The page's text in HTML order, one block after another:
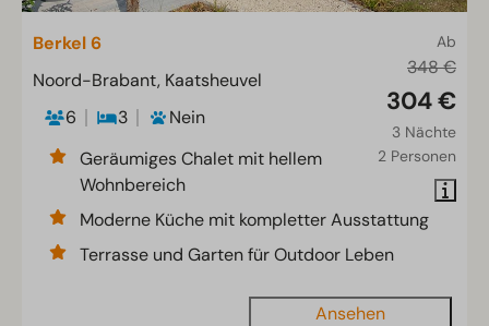
Ab
348 €
304 €
3 Nächte
2 Personen
Berkel 6
Noord-Brabant, Kaatsheuvel
6
3
Nein
Geräumiges Chalet mit hellem
Wohnbereich
Moderne Küche mit kompletter Ausstattung
Terrasse und Garten für Outdoor Leben
Ansehen